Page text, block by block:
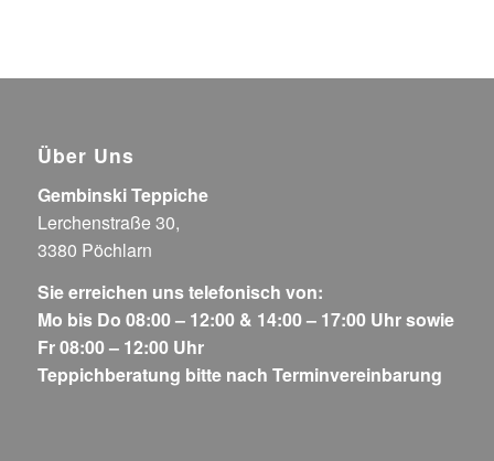
Über Uns
Gembinski Teppiche
Lerchenstraße 30,
3380 Pöchlarn
Sie erreichen uns telefonisch von:
Mo bis Do 08:00 – 12:00 & 14:00 – 17:00 Uhr sowie
Fr 08:00 – 12:00 Uhr
Teppichberatung bitte nach Terminvereinbarung